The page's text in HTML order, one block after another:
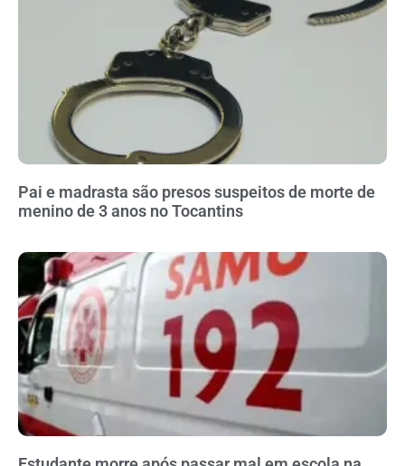
Pai e madrasta são presos suspeitos de morte de
menino de 3 anos no Tocantins